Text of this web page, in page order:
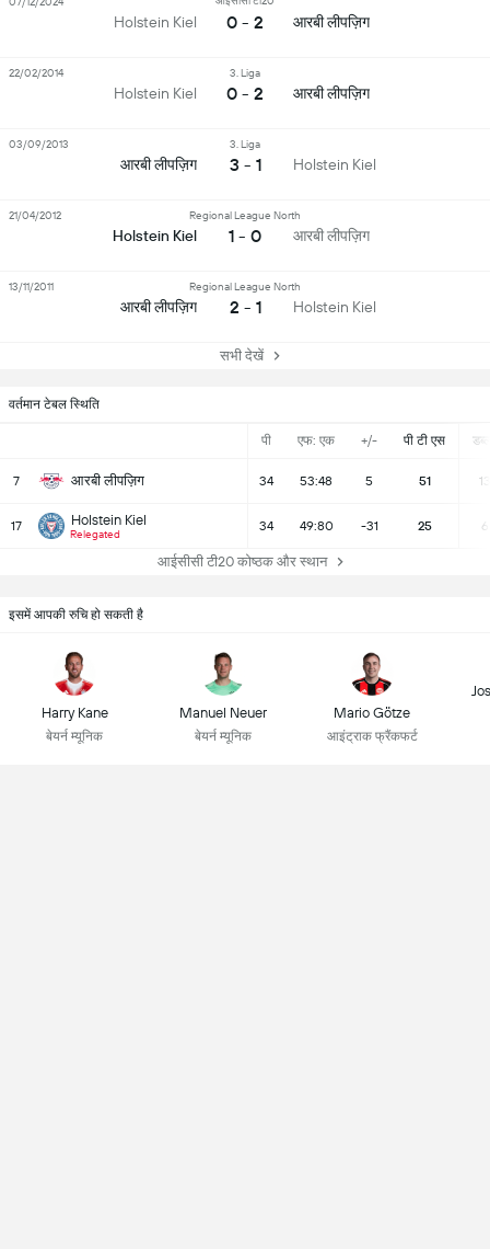
वर्तमान टेबल स्थिति
पी एफ: एक +/- पी टी एस
7 आरबी लीपज़िग 34 53:48 5 51 13
17 Holstein Kiel
Relegated
34 49:80 -31 25 6
आईसीसी टी20 कोष्ठक और स्थान
Holstein Kiel 0 - 2 आरबी लीपज़िग
Holstein Kiel
3. Liga
0 - 2 आरबी लीपज़िग
22/02/2014
आरबी लीपज़िग
3. Liga
3 - 1 Holstein Kiel
03/09/2013
Holstein Kiel
Regional League North
1 - 0 आरबी लीपज़िग
21/04/2012
आरबी लीपज़िग
Regional League North
2 - 1 Holstein Kiel
13/11/2011
सभी देखें
इसमें आपकी रुचि हो सकती है
Harry Kane
बेयर्न म्यूनिक
Manuel Neuer
बेयर्न म्यूनिक
Mario Götze
आइंट्राक फ्रैंकफर्ट